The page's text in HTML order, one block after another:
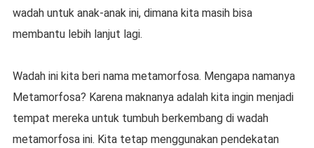
wadah untuk anak-anak ini, dimana kita masih bisa
membantu lebih lanjut lagi.
Wadah ini kita beri nama metamorfosa. Mengapa namanya
Metamorfosa? Karena maknanya adalah kita ingin menjadi
tempat mereka untuk tumbuh berkembang di wadah
metamorfosa ini. Kita tetap menggunakan pendekatan